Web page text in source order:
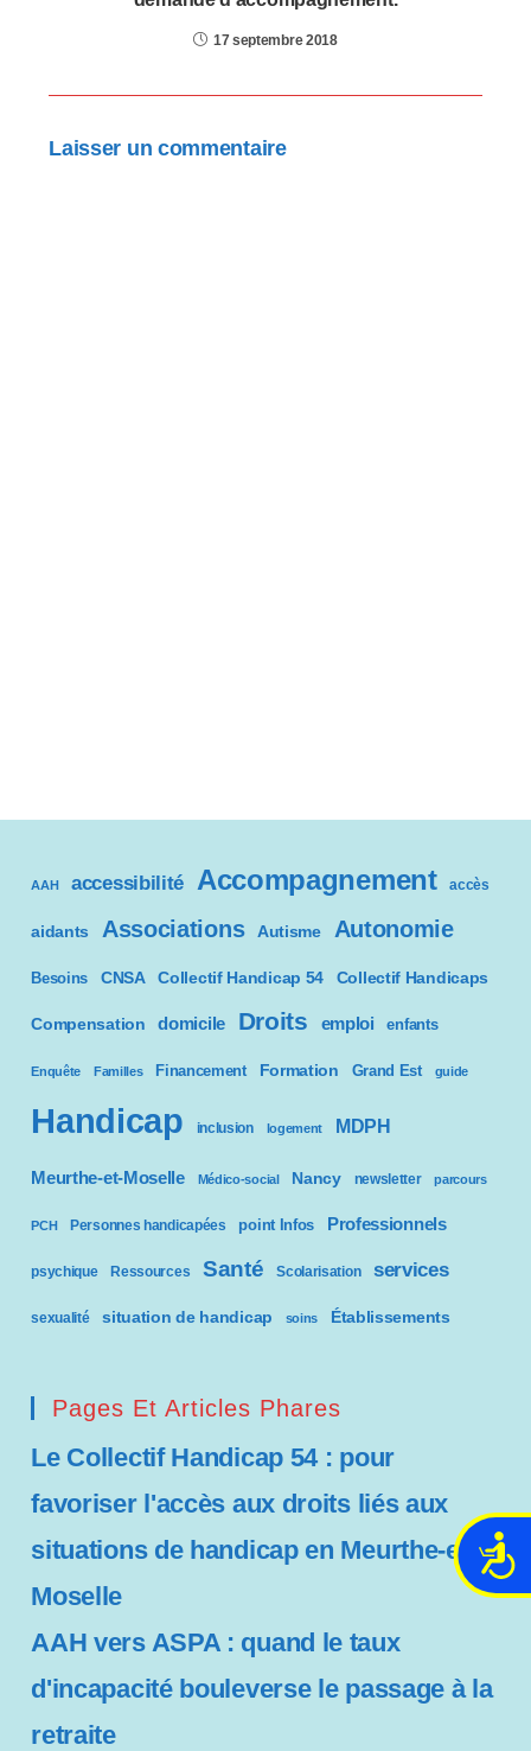
A
s
17 septembre 2018
Laisser un commentaire
AAH accessibilité Accompagnement accès
aidants Associations Autisme Autonomie
Besoins CNSA Collectif Handicap 54 Collectif Handicaps
Compensation domicile Droits emploi enfants
Enquête Familles Financement Formation Grand Est guide
Handicap inclusion logement MDPH
Meurthe-et-Moselle Médico-social Nancy newsletter parcours
PCH Personnes handicapées point Infos Professionnels
psychique Ressources Santé Scolarisation services
sexualité situation de handicap soins Établissements
Pages Et Articles Phares
Le Collectif Handicap 54 : pour
favoriser l'accès aux droits liés aux
situations de handicap en Meurthe-et-
Moselle
AAH vers ASPA : quand le taux
d'incapacité bouleverse le passage à la
retraite